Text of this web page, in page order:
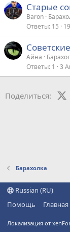
Старые
Baron
Ответы 15
Айна
Ответы 1 3
Поделиться:
Барахолка
Russian (RU)
Помощь
Главная
Локализация от